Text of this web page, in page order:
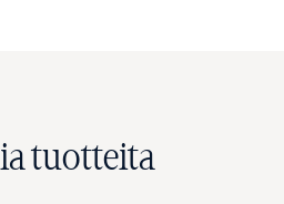
tuotteita